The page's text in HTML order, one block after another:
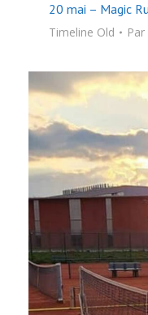
20 mai – Magic
Timeline Old Par